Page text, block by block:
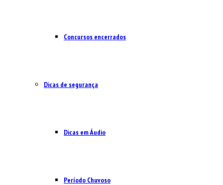
Concursos encerrados
Dicas de segurança
Dicas em Áudio
Período Chuvoso